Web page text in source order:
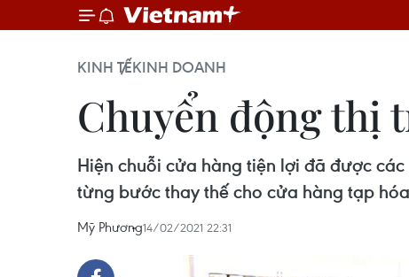
KINH TẾKINH DOANH
Chuyển động thị
Hiện chuỗi cửa hàng tiện lợi đã được
từng bước thay thế cho cửa hàng tạp
Mỹ Phương14/02/2021 22:31